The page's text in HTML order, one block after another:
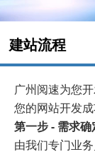
建站流程
广州阅速为您
您的网站开发
第一步 - 需求
由我们专门业